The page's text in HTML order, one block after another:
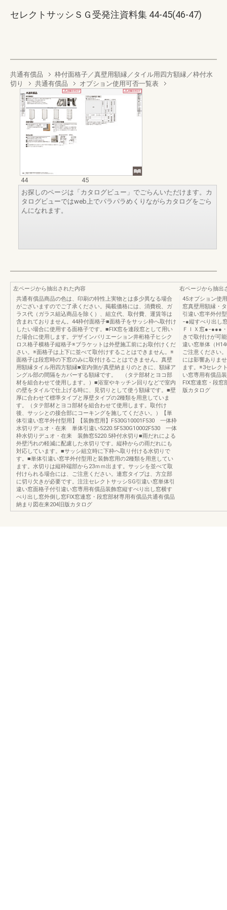
セレクトサッシＳＧ受発注資料集 44-45(46-47)
共通有償品
枠付面格子／真壁用額縁／タイル用四方額縁／枠付水
切り
共通有償品 オプション使用可否一覧表
44
45
お探しのページは「カタログビュー」でごらんいただけます。カ
タログビューではweb上でパラパラめくりながらカタログをごら
んになれます。
左ページから抽出された内容
共通有償品商品の色は、印刷の特性上実物とは多少異なる場合
がございますのでご了承ください。掲載価格には、消費税、ガ
ラス代（ガラス組込商品を除く）、組立代、取付費、運賃等は
含まれておりません。44枠付面格子■面格子をサッシ枠へ取付け
したい場合に使用する面格子です。■FIX窓を連段窓として用い
た場合に使用します。デザインバリエーション井桁格子ヒシク
ロス格子横格子縦格子※ブラケットは外壁施工前にお取付けくだ
さい。※面格子は上下に並べて取付けすることはできません。※
面格子は段窓時の下窓のみに取付けることはできません。真壁
用額縁タイル用四方額縁■室内側が真壁納まりのときに、額縁ア
ングル部の間隔をカバーする額縁です。 （タテ部材とヨコ部
材を組合わせて使用します。）■浴室やキッチン回りなどで室内
の壁をタイルで仕上げる時に、見切りとして使う額縁です。■壁
厚に合わせて標準タイプと厚壁タイプの2種類を用意していま
す。（タテ部材とヨコ部材を組合わせて使用します。取付け
後、サッシとの接合部にコーキングを施してください。）【単
体引違い窓半外付型用】【装飾窓用】F530G10001F530 一体枠
水切りデュオ・在来 単体引違い5220.5F530G10002F530 一体
枠水切りデュオ・在来 装飾窓5220.5枠付水切り■雨だれによる
外壁汚れの軽減に配慮した水切りです。縦枠からの雨だれにも
対応しています。■サッシ組立時に下枠へ取り付ける水切りで
す。■単体引違い窓半外付型用と装飾窓用の2種類を用意してい
ます。水切りは縦枠端部から23ｍｍ出ます。サッシを並べて取
付けられる場合には、ご注意ください。連窓タイプは、方立部
に切り欠きが必要です。注注セレクトサッシSG引違い窓単体引
違い窓面格子付引違い窓専用有償品装飾窓縦すべり出し窓横す
べり出し窓外倒し窓FIX窓連窓・段窓部材専用有償品共通有償品
納まり図在来204旧版カタログ
右ページから抽出
45オプション使
窓真壁用額縁・
引違い窓半外付
−●縦すべり出し
ＦＩＸ窓●−●●●
きで取付けが可
違い窓単体（
ご注意ください
には影響ありま
ます。※3セレク
い窓専用有償品
FIX窓連窓・段窓
版カタログ